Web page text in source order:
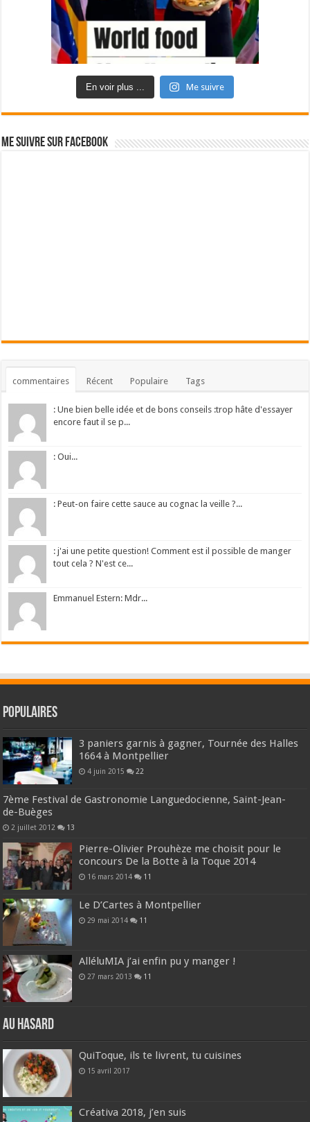
En voir plus ... Me suivre
Me suivre sur Facebook
commentaires Récent Populaire Tags
: Une bien belle idée et de bons conseils :trop hâte d'essayer
encore faut il se p...
: Oui...
: Peut-on faire cette sauce au cognac la veille ?...
: j'ai une petite question! Comment est il possible de manger
tout cela ? N'est ce...
Emmanuel Estern: Mdr...
Populaires
3 paniers garnis à gagner, Tournée des Halles
1664 à Montpellier
4 juin 2015 22
7ème Festival de Gastronomie Languedocienne, Saint-Jean-
de-Buèges
2 juillet 2012 13
Pierre-Olivier Prouhèze me choisit pour le
concours De la Botte à la Toque 2014
16 mars 2014 11
Le D’Cartes à Montpellier
29 mai 2014 11
AlléluMIA j’ai enfin pu y manger !
27 mars 2013 11
Au hasard
QuiToque, ils te livrent, tu cuisines
15 avril 2017
Créativa 2018, j’en suis